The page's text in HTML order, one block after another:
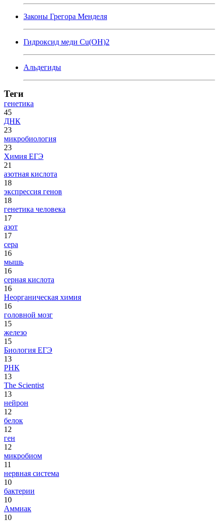
Законы Грегора Менделя
Гидроксид меди Cu(OH)2
Альдегиды
Теги
генетика
45
ДНК
23
микробиология
23
Химия ЕГЭ
21
азотная кислота
18
экспрессия генов
18
генетика человека
17
азот
17
сера
16
мышь
16
серная кислота
16
Неорганическая химия
16
головной мозг
15
железо
15
Биология ЕГЭ
13
РНК
13
The Scientist
13
нейрон
12
белок
12
ген
12
микробиом
11
нервная система
10
бактерии
10
Аммиак
10